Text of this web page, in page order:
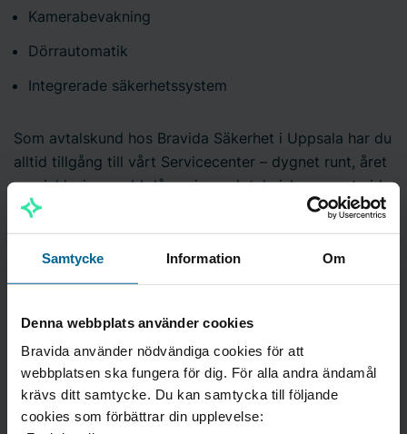
Samtycke Information Om
Denna webbplats använder cookies
Bravida använder nödvändiga cookies för att
webbplatsen ska fungera för dig. För alla andra ändamål
krävs ditt samtycke. Du kan samtycka till följande
cookies som förbättrar din upplevelse:
Kamerabevakning
Dörrautomatik
Integrerade säkerhetssystem
Som avtalskund hos Bravida Säkerhet i Uppsala har du
alltid tillgång till vårt Servicecenter – dygnet runt, året
om, inklusive snabb låservice och teknisk support vid
akuta säkerhetsärenden!
Mer om våra lösningar för passerkontroll till
Läs mer om våra tjänster för låssystem (pdf)